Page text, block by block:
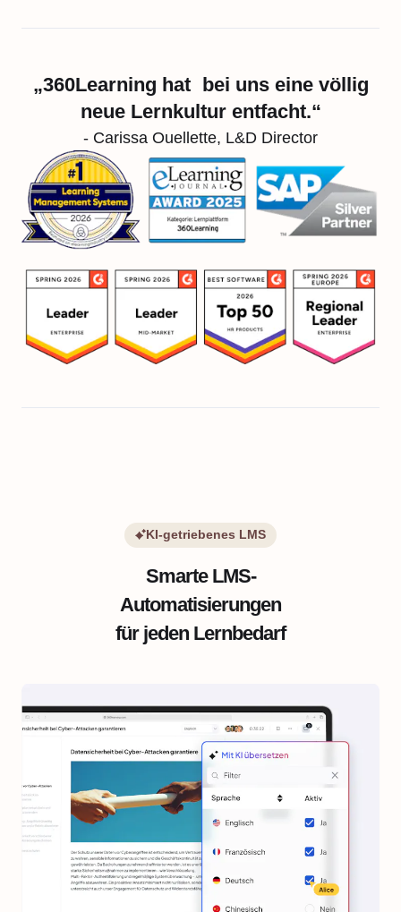
„360Learning hat bei uns eine völlig
neue Lernkultur entfacht.“
- Carissa Ouellette, L&D Director
KI-getriebenes LMS
Smarte LMS-
Automatisierungen
für jeden Lernbedarf